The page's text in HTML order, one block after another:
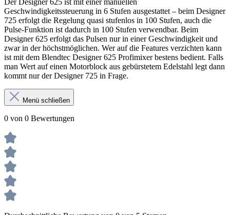
Der Designer 625 ist mit einer manuellen
Geschwindigkeitssteuerung in 6 Stufen ausgestattet – beim Designer
725 erfolgt die Regelung quasi stufenlos in 100 Stufen, auch die
Pulse-Funktion ist dadurch in 100 Stufen verwendbar. Beim
Designer 625 erfolgt das Pulsen nur in einer Geschwindigkeit und
zwar in der höchstmöglichen. Wer auf die Features verzichten kann
ist mit dem Blendtec Designer 625 Profimixer bestens bedient. Falls
man Wert auf einen Motorblock aus gebürstetem Edelstahl legt dann
kommt nur der Designer 725 in Frage.
Menü schließen
0 von 0 Bewertungen